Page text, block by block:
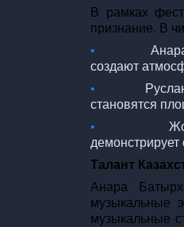
В рамках
признание. В
•
создают
•
становятся
•
Талант
Анара
музыкальные
музыкальные